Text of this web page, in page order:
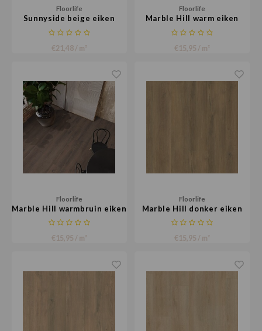
Floorlife
Sunnyside beige eiken
€21,48 / m²
Floorlife
Marble Hill warm eiken
€15,95 / m²
Floorlife
Marble Hill warmbruin eiken
€15,95 / m²
Floorlife
Marble Hill donker eiken
€15,95 / m²